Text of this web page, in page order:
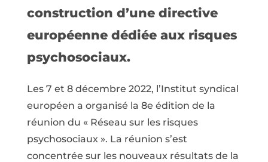
construction d’une directive
européenne dédiée aux risques
psychosociaux.
Les 7 et 8 décembre 2022, l’Institut syndical
européen a organisé la 8e édition de la
réunion du « Réseau sur les risques
psychosociaux ». La réunion s’est
concentrée sur les nouveaux résultats de la